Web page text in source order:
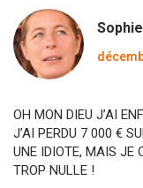
OH MON DIEU J’AI
J’AI PERDU 7 000 €
UNE IDIOTE, MAIS JE
TROP NULLE !